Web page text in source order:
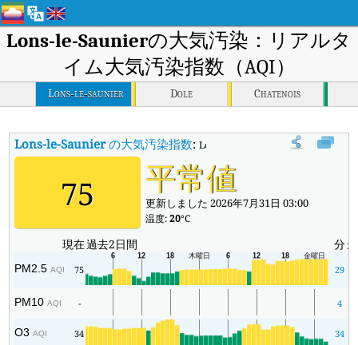
Lons-le-Saunierの大気汚染：リアルタ
イム大気汚染指数（AQI）
Lons-le-saunier Dole Chatenois
Lons-le-Saunierの大気汚染指数:Lons-le-Saunierのリアルタイム大
75 平常値
更新しました 2026年7月31日 03:00
温度:20°C
現在過去2日間 分
PM2.5AQI 75 29
PM10AQI - 4
O3AQI 34 34